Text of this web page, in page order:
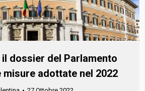
dossier del Parlamento
adottate nel 2022